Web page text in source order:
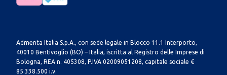
Admenta Italia S.p.A., con sede legale in Blocco 11.1 Interporto,
40010 Bentivoglio (BO) – Italia, iscritta al Registro delle Imprese di
Bologna, REA n. 405308, P.IVA 02009051208, capitale sociale €
85.338.500 i.v.